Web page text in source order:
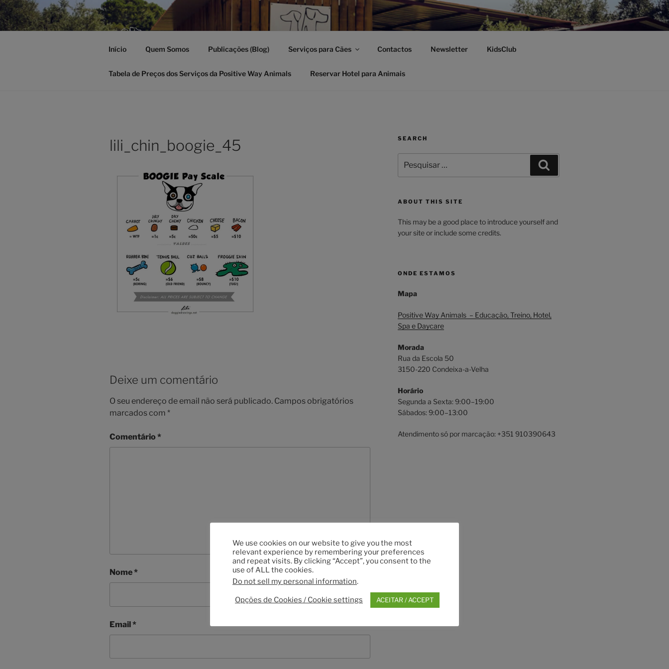
Saltar
para
o
Educação, Treino, Hotel, Spa e Daycare
Início Quem Somos Publicações (Blog) Serviços para Cães Contactos Newsletter KidsClub
Tabela de Preços dos Serviços da Positive Way Animals Reservar Hotel para Animais
lili_chin_boogie_45
Deixe um comentário
O seu endereço de email não será publicado. Campos obrigatórios
marcados com *
Comentário *
Nome*
Email*
SEARCH
por:
ABOUT THIS SITE
This may be a good place to introduce yourself and
your site or include some credits.
ONDE ESTAMOS
Mapa
Positive Way Animals – Educação, Treino, Hotel,
Spa e Daycare
Morada
Rua da Escola 50
3150-220 Condeixa-a-Velha
Horário
Segunda a Sexta: 9:00–19:00
Sábados: 9:00–13:00
Atendimento só por marcação: +351 910390643
We use cookies on our website to give you the most
relevant experience by remembering your preferences
and repeat visits. By clicking “Accept”, you consent to the
use of ALL the cookies.
Do not sell my personal information.
Opções de Cookies / Cookie settings ACEITAR / ACCEPT